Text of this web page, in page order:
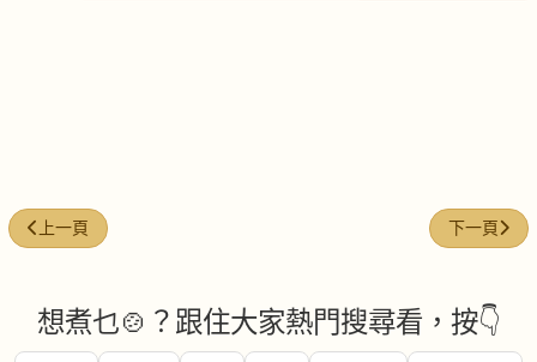
上一篇文章: 三菇扒小白菜
上一頁 下一篇文章
下一頁
想煮乜🍲？跟住大家熱門搜尋看，按👇